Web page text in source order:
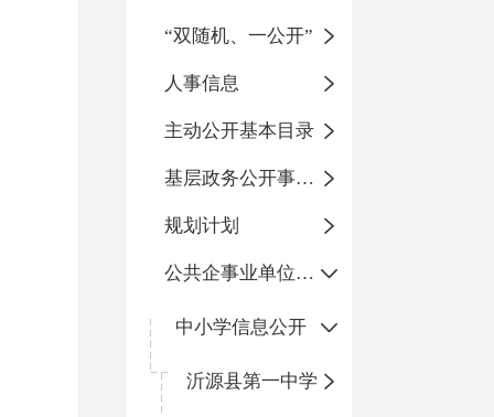
“双随机、一公开”
人事信息
主动公开基本目录
基层政务公开事项标准目录
规划计划
公共企事业单位信息公开
中小学信息公开
沂源县第一中学